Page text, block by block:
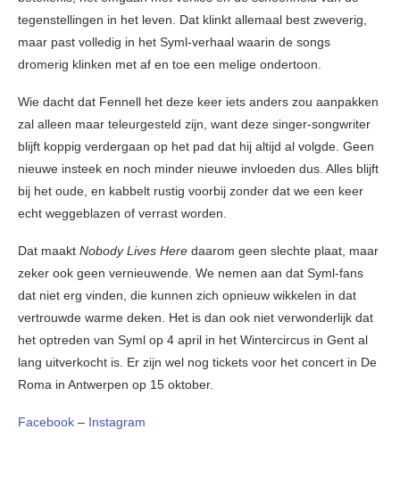
tegenstellingen in het leven. Dat klinkt allemaal best zweverig,
maar past volledig in het Syml-verhaal waarin de songs
dromerig klinken met af en toe een melige ondertoon.
Wie dacht dat Fennell het deze keer iets anders zou aanpakken
zal alleen maar teleurgesteld zijn, want deze singer-songwriter
blijft koppig verdergaan op het pad dat hij altijd al volgde. Geen
nieuwe insteek en noch minder nieuwe invloeden dus. Alles blijft
bij het oude, en kabbelt rustig voorbij zonder dat we een keer
echt weggeblazen of verrast worden.
Dat maakt Nobody Lives Here daarom geen slechte plaat, maar
zeker ook geen vernieuwende. We nemen aan dat Syml-fans
dat niet erg vinden, die kunnen zich opnieuw wikkelen in dat
vertrouwde warme deken. Het is dan ook niet verwonderlijk dat
het optreden van Syml op 4 april in het Wintercircus in Gent al
lang uitverkocht is. Er zijn wel nog tickets voor het concert in De
Roma in Antwerpen op 15 oktober.
Facebook – Instagram